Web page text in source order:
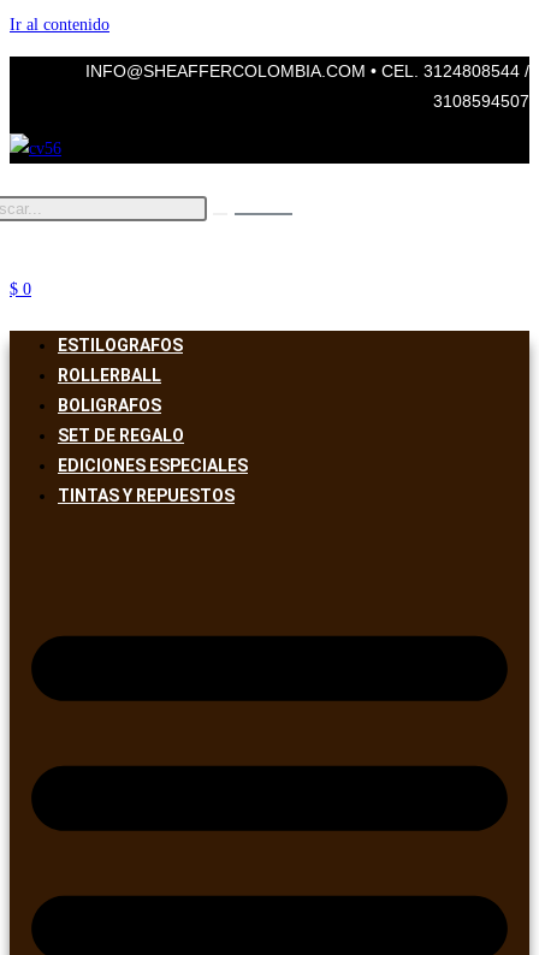
Ir al contenido
INFO@SHEAFFERCOLOMBIA.COM • CEL. 3124808544 /
3108594507
$ 0
ESTILOGRAFOS
ROLLERBALL
BOLIGRAFOS
SET DE REGALO
EDICIONES ESPECIALES
TINTAS Y REPUESTOS